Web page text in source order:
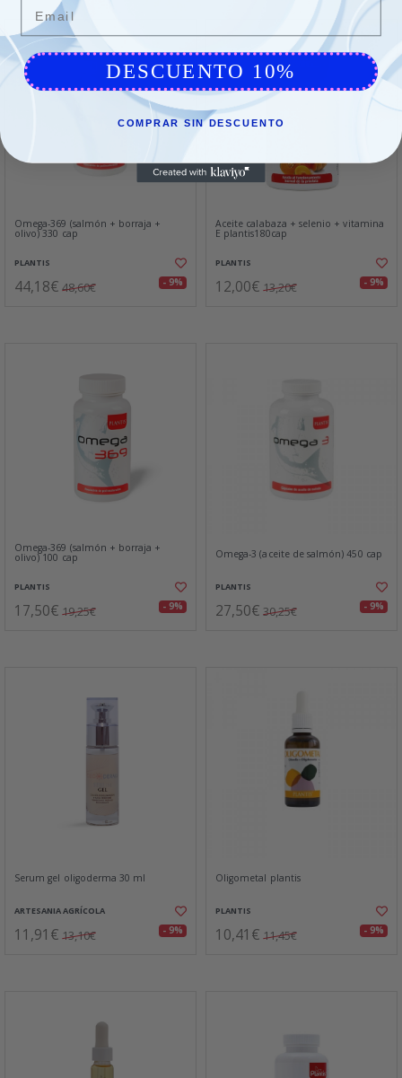
Omega-369 (salmón + borraja +
olivo) 330 cap
PLANTIS
44,18€ 48,60€ - 9%
Aceite calabaza + selenio + vitamina
E plantis180cap
PLANTIS
12,00€ 13,20€ - 9%
Omega-369 (salmón + borraja +
olivo) 100 cap
PLANTIS
17,50€ 19,25€ - 9%
Omega-3 (aceite de salmón) 450 cap
PLANTIS
27,50€ 30,25€ - 9%
Serum gel oligoderma 30 ml
ARTESANIA AGRÍCOLA
11,91€ 13,10€ - 9%
Oligometal plantis
PLANTIS
10,41€ 11,45€ - 9%
Email
DESCUENTO 10%
COMPRAR SIN DESCUENTO